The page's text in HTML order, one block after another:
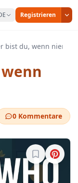
Registrieren
bist du, wenn
0 Kommentare
Melde dich